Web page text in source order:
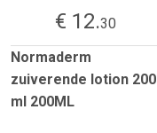
€ 12.30
Normaderm
zuiverende lotion 200
ml 200ML